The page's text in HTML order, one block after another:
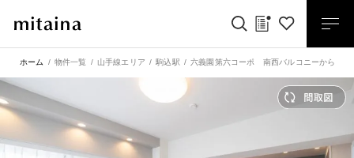
ホーム 物件一覧 山手線エリア 駒込駅 六義園第六コーポ 南西バルコニーから六義